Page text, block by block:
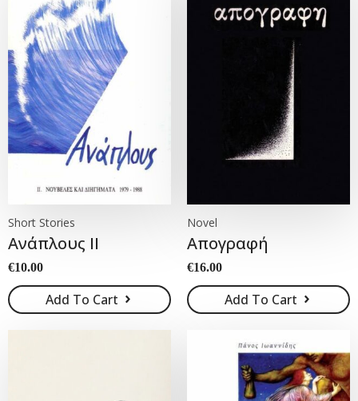
Short Stories
Ανάπλους ΙΙ
€10.00
Add To Cart
Novel
Απογραφή
€16.00
Add To Cart